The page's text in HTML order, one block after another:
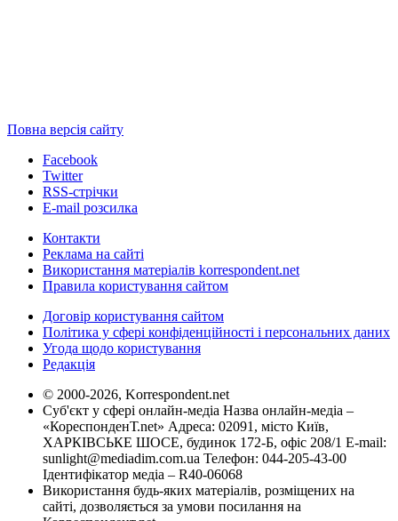
Повна версія сайту
Facebook
Twitter
RSS-стрічки
E-mail розсилка
Контакти
Реклама на сайті
Використання матеріалів korrespondent.net
Правила користування сайтом
Договір користування сайтом
Політика у сфері конфіденційності і персональних даних
Угода щодо користування
Редакція
© 2000-2026, Korrespondent.net
Суб'єкт у сфері онлайн-медіа Назва онлайн-медіа –
«КореспонденТ.net» Адреса: 02091, місто Київ,
ХАРКІВСЬКЕ ШОСЕ, будинок 172-Б, офіс 208/1 E-mail:
sunlight@mediadim.com.ua Телефон: 044-205-43-00
Ідентифікатор медіа – R40-06068
Використання будь-яких матеріалів, розміщених на
сайті, дозволяється за умови посилання на